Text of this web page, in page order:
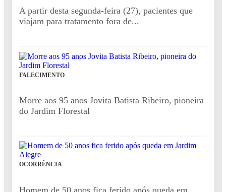
A partir desta segunda-feira (27), pacientes que
viajam para tratamento fora de...
FALECIMENTO
Morre aos 95 anos Jovita Batista Ribeiro, pioneira
do Jardim Florestal
OCORRÊNCIA
Homem de 50 anos fica ferido após queda em